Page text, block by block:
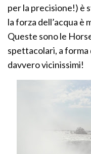
per la precisione!) è
la forza dell’acqua è
Queste sono le
spettacolari, a
davvero vicinissimi!